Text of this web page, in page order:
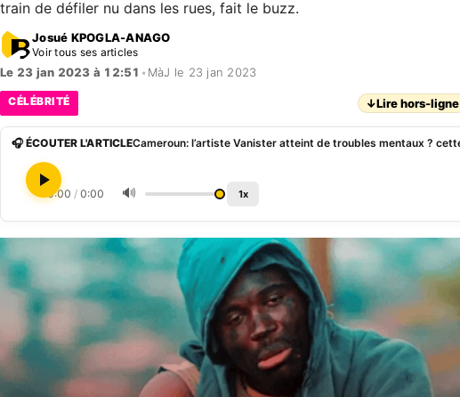
train de défiler nu dans les rues, fait le buzz.
Josué KPOGLA-ANAGO
Voir tous ses articles
Le 23 jan 2023 à 12:51 • MàJ le 23 jan 2023
CÉLÉBRITÉ ↓Lire hors-ligne
🎧 ÉCOUTER L'ARTICLE
0:00 / 0:00 🔊 1x